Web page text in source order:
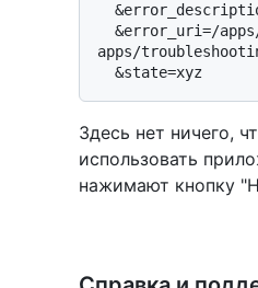
apps/
Здесь нет ничего,
использовать
нажимают кнопку